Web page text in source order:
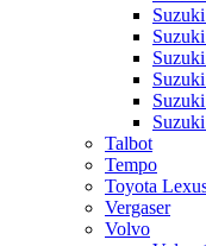
Talbot
Tempo
Toyota
Vergaser
Volvo